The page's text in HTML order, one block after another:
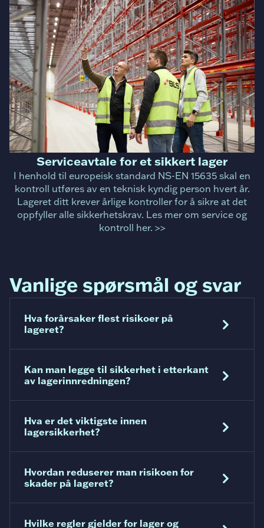
Serviceavtale for et sikkert lager
I henhold til europeisk standard NS-EN 15635 skal en
kontroll utføres av en teknisk kyndig person hvert år.
Lageret ditt krever årlige kontroller for å sikre at det
oppfyller alle sikkerhetskrav. Les mer om service og
kontroll her. >>
Vanlige spørsmål og svar
Hva forårsaker flest risikoer på
lageret?
Open question "
Hva forårsaker flest risikoer på
Feil belastning, mangelfull merking og påkjørsler
fra trucktrafikk.
Kan man legge til sikkerhet i etterkant
av lagerinnredningen?
Open question "Kan man legge til sikkerhet i
Nei. Sikkerhet må bygges inn fra starten
gjennom korrekt dimensjonering og riktig
konstruksjon.
Hva er det viktigste innen
lagersikkerhet?
Open question "Hva er det viktigste innen
Korrekt dimensjonering, stabil innfesting og
tydelig lastmerking.
Hvordan reduserer man risikoen for
skader på lageret?
Open question "Hvordan reduserer man risikoen for
Gjennom riktig beskyttelse, korrekt bruk og
tydelige rutiner i hverdagen.
Hvilke regler gjelder for lager og